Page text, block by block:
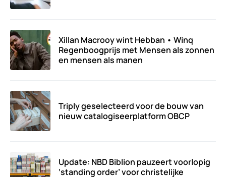
Xillan Macrooy wint Hebban • Winq
Regenboogprijs met Mensen als zonnen
en mensen als manen
Triply geselecteerd voor de bouw van
nieuw catalogiseerplatform OBCP
Update: NBD Biblion pauzeert voorlopig
‘standing order’ voor christelijke